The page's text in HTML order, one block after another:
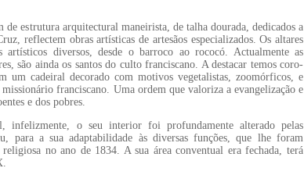
de estrutura arquitectural maneirista, de talha dourada, dedicados a
reflectem obras artísticas de artesãos especializados. Os altares
artísticos diversos, desde o barroco ao rococó. Actualmente as
são ainda os santos do culto franciscano. A destacar temos coro-
um cadeiral decorado com motivos vegetalistas, zoomórficos, e
franciscano. Uma ordem que valoriza a evangelização e
e dos pobres.
infelizmente, o seu interior foi profundamente alterado pelas
para a sua adaptabilidade às diversas funções, que lhe foram
no ano de 1834. A sua área conventual era fechada, terá